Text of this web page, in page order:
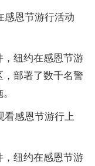
感恩节游行活动
，纽约在感恩节游
部署了数千名警
看感恩节游行上
，纽约在感恩节游